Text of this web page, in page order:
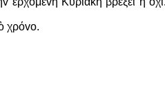
χρόvo.